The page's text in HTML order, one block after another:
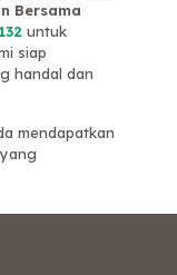
Bersama
untuk
siap
handal dan
mendapatkan